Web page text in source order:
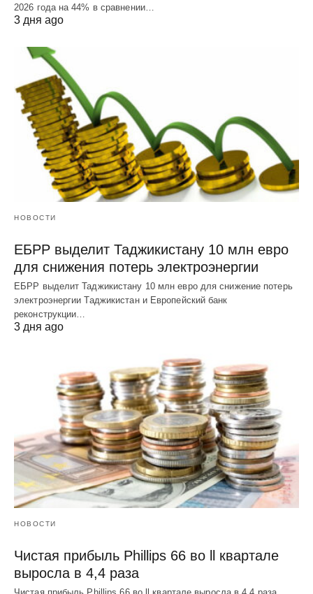
2026 года на 44% в сравнении…
3 дня ago
НОВОСТИ
ЕБРР выделит Таджикистану 10 млн евро
для снижения потерь электроэнергии
ЕБРР выделит Таджикистану 10 млн евро для снижение потерь
электроэнергии Таджикистан и Европейский банк
реконструкции…
3 дня ago
НОВОСТИ
Чистая прибыль Phillips 66 во ll квартале
выросла в 4,4 раза